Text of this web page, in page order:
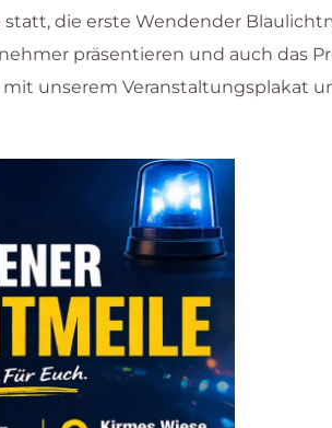
statt, die erste Wendender
präsentieren und auch das
unserem Veranstaltungsplakat